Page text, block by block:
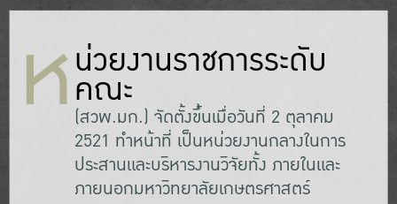
หน่วยงานราชการระดับ
คณะ
(สวพ.มก.) จัดตั้งขึ้นเมื่อวันที่ 2 ตุลาคม
2521 ทำหน้าที่ เป็นหน่วยงานกลางในการ
ประสานและบริหารงานวิจัยทั้ง ภายในและ
ภายนอกมหาวิทยาลัยเกษตรศาสตร์